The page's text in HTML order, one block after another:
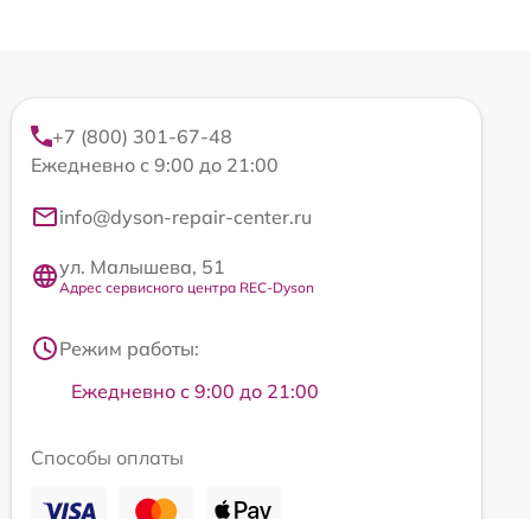
+7 (800) 301-67-48
Ежедневно с 9:00 до 21:00
info@dyson-repair-center.ru
ул. Малышева, 51
Адрес сервисного центра REC-Dyson
Режим работы:
Ежедневно с 9:00 до 21:00
Способы оплаты